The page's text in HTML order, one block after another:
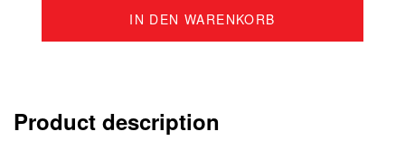
IN DEN WARENKORB
Product description